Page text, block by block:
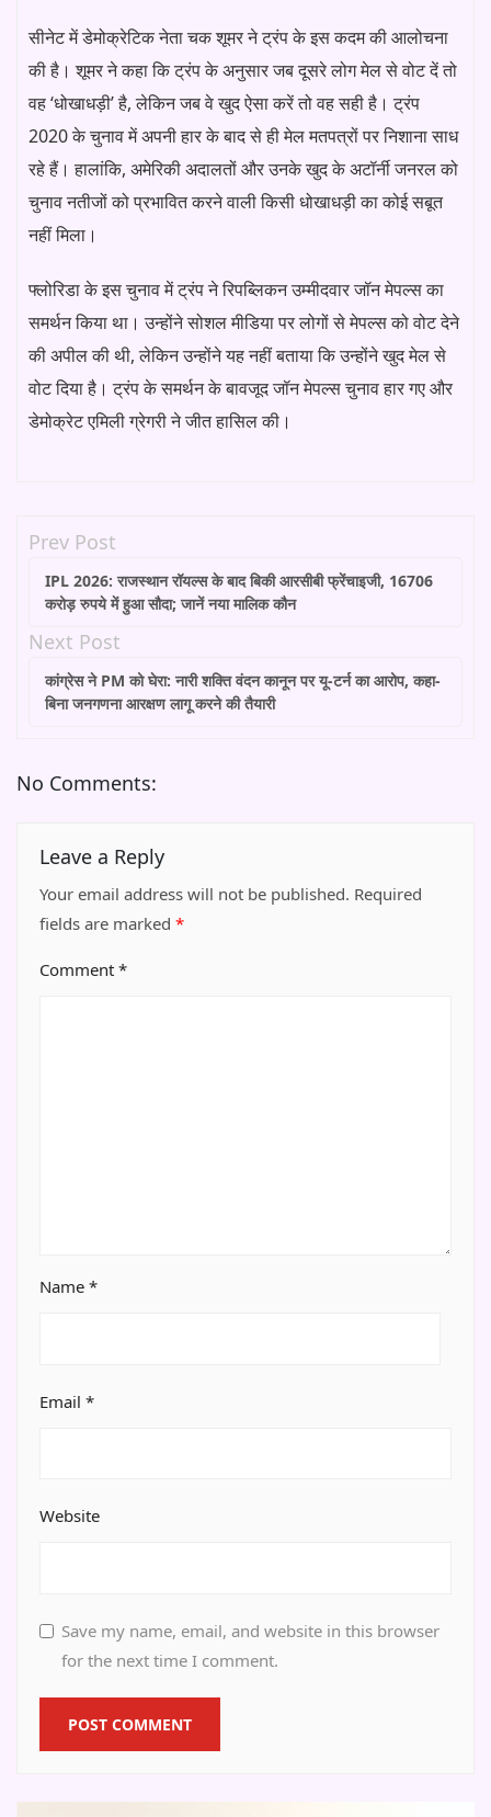
सीनेट में डेमोक्रेटिक नेता चक शूमर ने ट्रंप के इस कदम की आलोचना
की है। शूमर ने कहा कि ट्रंप के अनुसार जब दूसरे लोग मेल से वोट दें तो
वह ‘धोखाधड़ी’ है, लेकिन जब वे खुद ऐसा करें तो वह सही है। ट्रंप
2020 के चुनाव में अपनी हार के बाद से ही मेल मतपत्रों पर निशाना साध
रहे हैं। हालांकि, अमेरिकी अदालतों और उनके खुद के अटॉर्नी जनरल को
चुनाव नतीजों को प्रभावित करने वाली किसी धोखाधड़ी का कोई सबूत
नहीं मिला।
फ्लोरिडा के इस चुनाव में ट्रंप ने रिपब्लिकन उम्मीदवार जॉन मेपल्स का
समर्थन किया था। उन्होंने सोशल मीडिया पर लोगों से मेपल्स को वोट देने
की अपील की थी, लेकिन उन्होंने यह नहीं बताया कि उन्होंने खुद मेल से
वोट दिया है। ट्रंप के समर्थन के बावजूद जॉन मेपल्स चुनाव हार गए और
डेमोक्रेट एमिली ग्रेगरी ने जीत हासिल की।
Prev Post
IPL 2026: राजस्थान रॉयल्स के बाद बिकी आरसीबी फ्रेंचाइजी, 16706
करोड़ रुपये में हुआ सौदा; जानें नया मालिक कौन
Next Post
कांग्रेस ने PM को घेरा: नारी शक्ति वंदन कानून पर यू-टर्न का आरोप, कहा-
बिना जनगणना आरक्षण लागू करने की तैयारी
No Comments:
Leave a Reply
Your email address will not be published. Required
fields are marked *
Comment *
Name *
Email *
Website
Save my name, email, and website in this browser
for the next time I comment.